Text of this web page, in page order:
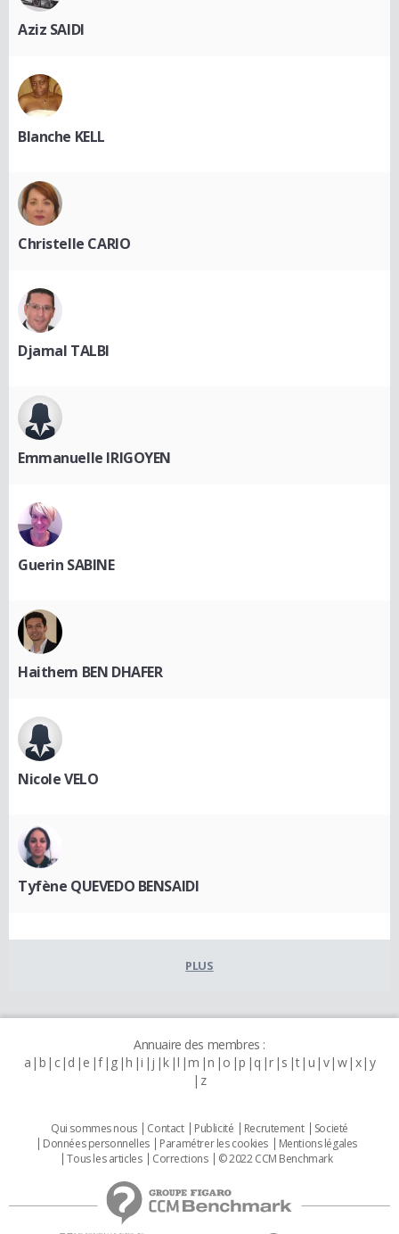
Aziz SAIDI
Blanche KELL
Christelle CARIO
Djamal TALBI
Emmanuelle IRIGOYEN
Guerin SABINE
Haithem BEN DHAFER
Nicole VELO
Tyfène QUEVEDO BENSAIDI
PLUS
Annuaire des membres :
a b c d e f g h i j k l m n o p q r s t u v w x y
z
Qui sommes nous Contact Publicité Recrutement
Societé
Données personnelles
Paramétrer les cookies
Mentions légales
Tous les articles
Corrections © 2022 CCM Benchmark